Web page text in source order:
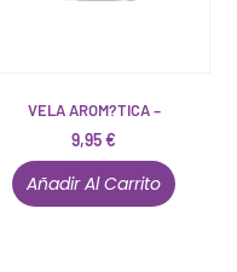
VELA AROM?TICA –
9,95€
Añadir Al Carrito